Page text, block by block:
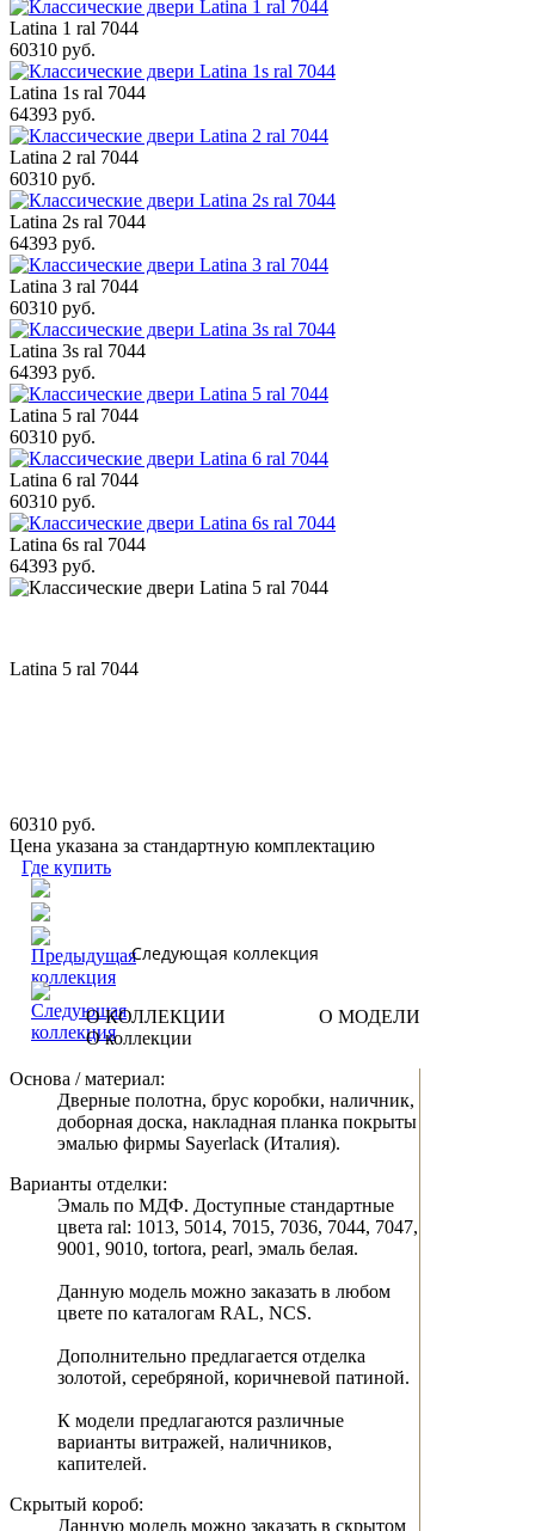
Latina 1 ral 7044
60310 руб.
Latina 1s ral 7044
64393 руб.
Latina 2 ral 7044
60310 руб.
Latina 2s ral 7044
64393 руб.
Latina 3 ral 7044
60310 руб.
Latina 3s ral 7044
64393 руб.
Latina 5 ral 7044
60310 руб.
Latina 6 ral 7044
60310 руб.
Latina 6s ral 7044
64393 руб.
Latina 5 ral 7044
60310 руб.
Цена указана за стандартную комплектацию
Где купить
Следующая коллекция
О КОЛЛЕКЦИИ
О МОДЕЛИ
О коллекции
Основа / материал:
Дверные полотна, брус коробки, наличник,
доборная доска, накладная планка покрыты
эмалью фирмы Sayerlack (Италия).
Варианты отделки:
Эмаль по МДФ. Доступные стандартные
цвета ral: 1013, 5014, 7015, 7036, 7044, 7047,
9001, 9010, tortora, pearl, эмаль белая.
Данную модель можно заказать в любом
цвете по каталогам RAL, NCS.
Дополнительно предлагается отделка
золотой, серебряной, коричневой патиной.
К модели предлагаются различные
варианты витражей, наличников,
капителей.
Скрытый короб:
Данную модель можно заказать в скрытом